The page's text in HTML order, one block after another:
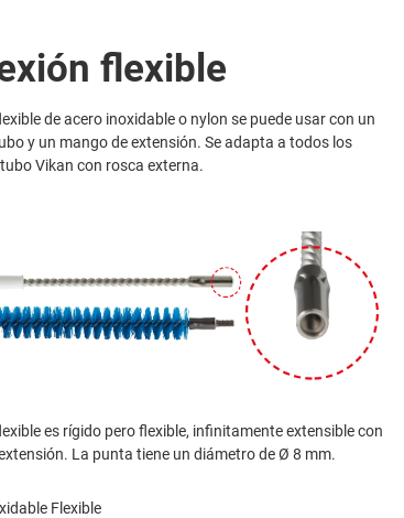
flexible
de acero inoxidable o nylon se puede usar con un
y un mango de extensión. Se adapta a todos los
Vikan con rosca externa.
es rígido pero flexible, infinitamente extensible con
La punta tiene un diámetro de Ø 8 mm.
Flexible